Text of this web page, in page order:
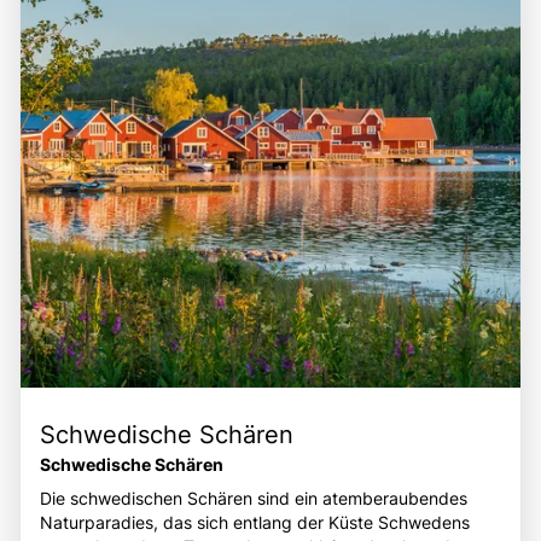
zu erkunden, die Geschichte des Kanals zu entdecken
und die herzliche Gastfreundschaft der Einheimischen zu
erleben.
und Kultur macht ihn zu einem idealen Ziel für Reisende,
die sowohl die Schönheit der Landschaft als auch die
historische Bedeutung dieser einzigartigen Wasserstraße
entdecken möchten. Die Kombination aus der
beeindruckenden Ingenieurskunst, der malerischen
Umgebung und den vielfältigen Freizeitmöglichkeiten
macht den Göta-Kanal zu einem bereichernden Erlebnis
für alle, die die Faszination dieser einzigartigen
schwedischen Attraktion erleben möchten.
Schwedische Schären
Schwedische Schären
Die schwedischen Schären sind ein atemberaubendes
Naturparadies, das sich entlang der Küste Schwedens